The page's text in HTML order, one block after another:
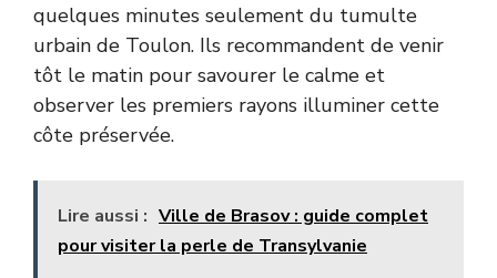
quelques minutes seulement du tumulte
urbain de Toulon. Ils recommandent de venir
tôt le matin pour savourer le calme et
observer les premiers rayons illuminer cette
côte préservée.
Lire aussi : Ville de Brasov : guide complet
pour visiter la perle de Transylvanie